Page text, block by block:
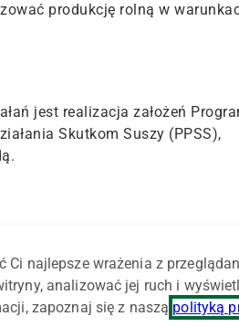
produkcję rolną w
jest realizacja założeń
Skutkom Suszy (PPSS),
Ci najlepsze wrażenia z
analizować jej ruch i
zapoznaj się z naszą polityką